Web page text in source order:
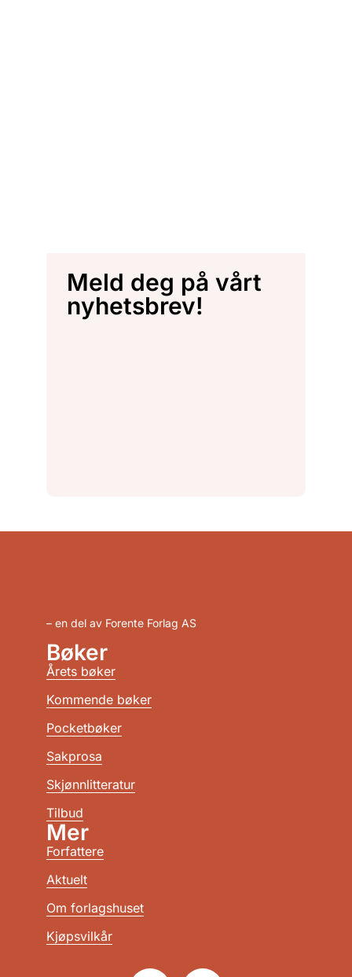
Meld deg på vårt
nyhetsbrev!
– en del av Forente Forlag AS
Bøker
Årets bøker
Kommende bøker
Pocketbøker
Sakprosa
Skjønnlitteratur
Tilbud
Mer
Forfattere
Aktuelt
Om forlagshuset
Kjøpsvilkår